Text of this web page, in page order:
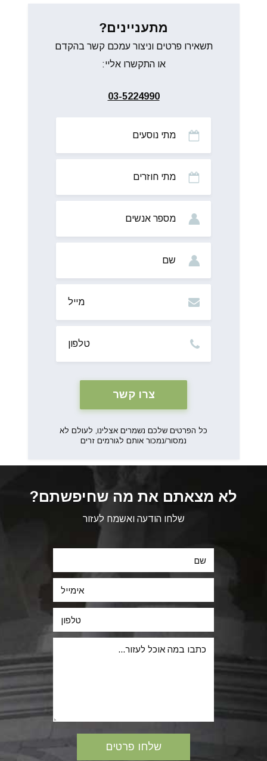
מתעניינים?
תשאירו פרטים וניצור עמכם קשר בהקדם
או התקשרו אליי:
03-5224990
אנשים
כל הפרטים שלכם נשמרים אצלינו, לעולם לא
נמסור/נמכור אותם לגורמים זרים
לא מצאתם את מה שחיפשתם?
שלחו הודעה ואשמח לעזור